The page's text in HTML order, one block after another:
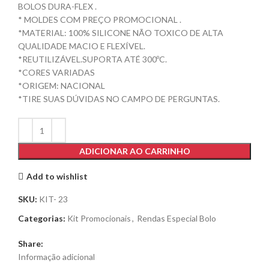
BOLOS DURA-FLEX .
* MOLDES COM PREÇO PROMOCIONAL .
*MATERIAL: 100% SILICONE NÃO TOXICO DE ALTA
QUALIDADE MACIO E FLEXÍVEL.
*REUTILIZÁVEL.SUPORTA ATÉ 300ºC.
*CORES VARIADAS
*ORIGEM: NACIONAL
*TIRE SUAS DÚVIDAS NO CAMPO DE PERGUNTAS.
ADICIONAR AO CARRINHO
Add to wishlist
SKU: KIT- 23
Categorias: Kit Promocionais, Rendas Especial Bolo
Share:
Informação adicional